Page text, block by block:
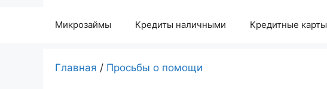
Микрозаймы Кредиты наличными Кредитные карты
Главная / Просьбы о помощи